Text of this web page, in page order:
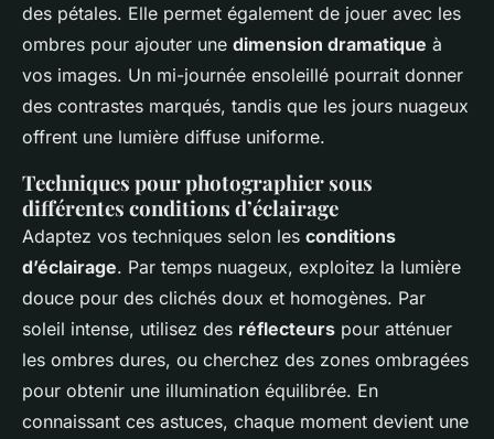
des pétales. Elle permet également de jouer avec les
ombres pour ajouter une dimension dramatique à
vos images. Un mi-journée ensoleillé pourrait donner
des contrastes marqués, tandis que les jours nuageux
offrent une lumière diffuse uniforme.
Techniques pour photographier sous
différentes conditions d’éclairage
Adaptez vos techniques selon les conditions
d’éclairage. Par temps nuageux, exploitez la lumière
douce pour des clichés doux et homogènes. Par
soleil intense, utilisez des réflecteurs pour atténuer
les ombres dures, ou cherchez des zones ombragées
pour obtenir une illumination équilibrée. En
connaissant ces astuces, chaque moment devient une